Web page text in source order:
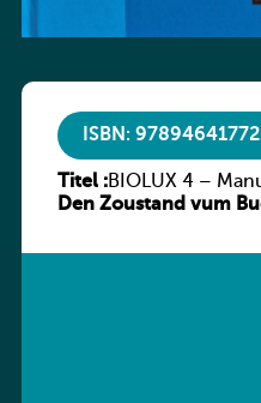
ISBN:
Titel :BIOLUX 4 –
Den Zoustand vum